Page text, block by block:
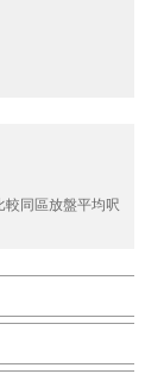
較同區放盤平均呎